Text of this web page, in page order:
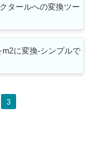
タールへの変換ツー
に変換-シンプルで
3